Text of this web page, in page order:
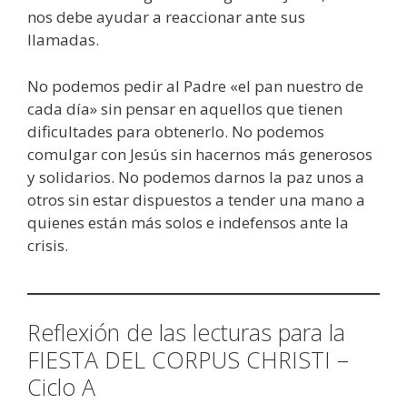
nos debe ayudar a reaccionar ante sus
llamadas.
No podemos pedir al Padre «el pan nuestro de
cada día» sin pensar en aquellos que tienen
dificultades para obtenerlo. No podemos
comulgar con Jesús sin hacernos más generosos
y solidarios. No podemos darnos la paz unos a
otros sin estar dispuestos a tender una mano a
quienes están más solos e indefensos ante la
crisis.
Reflexión de las lecturas para la
FIESTA DEL CORPUS CHRISTI –
Ciclo A